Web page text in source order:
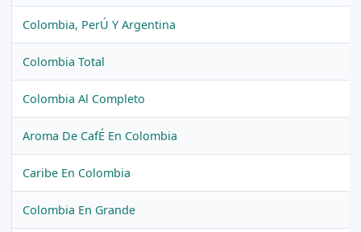
Colombia, PerÚ Y Argentina
Colombia Total
Colombia Al Completo
Aroma De CafÉ En Colombia
Caribe En Colombia
Colombia En Grande